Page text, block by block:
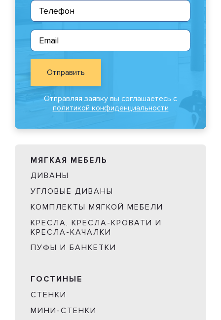
Отправить
Отправляя заявку вы соглашаетесь с
политикой конфиденциальности
МЯГКАЯ МЕБЕЛЬ
ДИВАНЫ
УГЛОВЫЕ ДИВАНЫ
КОМПЛЕКТЫ МЯГКОЙ МЕБЕЛИ
КРЕСЛА, КРЕСЛА-КРОВАТИ И
КРЕСЛА-КАЧАЛКИ
ПУФЫ И БАНКЕТКИ
ГОСТИНЫЕ
СТЕНКИ
МИНИ-СТЕНКИ